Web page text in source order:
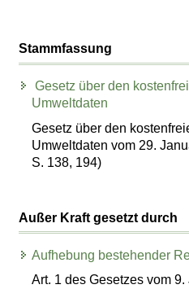
Stammfassung
Gesetz über den
Umweltdaten
Gesetz über den
Umweltdaten vom 29.
S. 138, 194)
Außer Kraft gesetzt durch
Aufhebung bestehender
Art. 1 des Gesetzes vom